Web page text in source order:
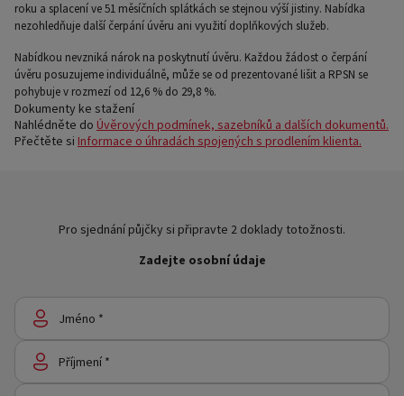
roku a splacení ve 51 měsíčních splátkách se stejnou výší jistiny. Nabídka
nezohledňuje další čerpání úvěru ani využití doplňkových služeb.
Nabídkou nevzniká nárok na poskytnutí úvěru. Každou žádost o čerpání
úvěru posuzujeme individuálně, může se od prezentované lišit a RPSN se
pohybuje v rozmezí od 12,6 % do 29,8 %.
Dokumenty ke stažení
Nahlédněte do Úvěrových podmínek, sazebníků a dalších dokumentů.
Přečtěte si Informace o úhradách spojených s prodlením klienta.
Pro sjednání půjčky si připravte 2 doklady totožnosti.
Zadejte osobní údaje
Jméno *
Příjmení *